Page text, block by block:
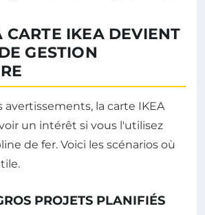
CARTE IKEA DEVIENT
GESTION
avertissements, la carte IKEA
un intérêt si vous l'utilisez
de fer. Voici les scénarios où
PROJETS PLANIFIÉS